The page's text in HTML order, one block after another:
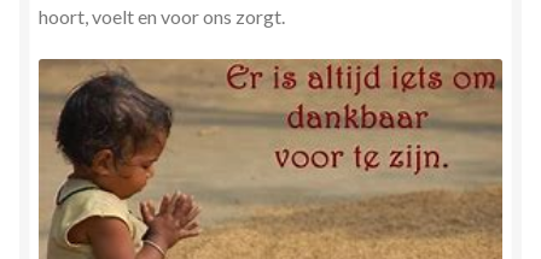
hoort, voelt en voor ons zorgt.